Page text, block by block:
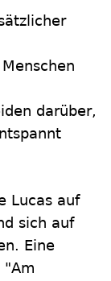
darüber,
Lucas auf
sich auf
Eine
"Am